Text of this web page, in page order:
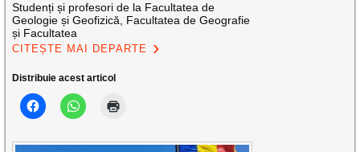
Studenți și profesori de la Facultatea de
Geologie și Geofizică, Facultatea de Geografie
și Facultatea
CITEȘTE MAI DEPARTE
Distribuie acest articol